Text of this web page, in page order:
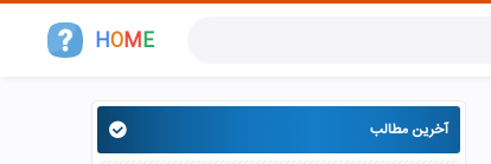
HOME
آخرین مطالب